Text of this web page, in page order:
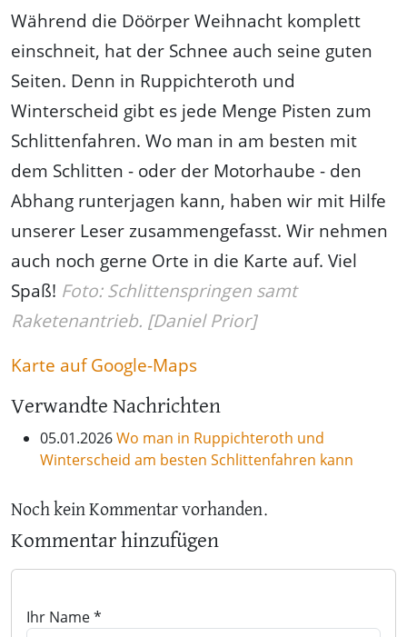
Während die Döörper Weihnacht komplett
einschneit, hat der Schnee auch seine guten
Seiten. Denn in Ruppichteroth und
Winterscheid gibt es jede Menge Pisten zum
Schlittenfahren. Wo man in am besten mit
dem Schlitten - oder der Motorhaube - den
Abhang runterjagen kann, haben wir mit Hilfe
unserer Leser zusammengefasst. Wir nehmen
auch noch gerne Orte in die Karte auf. Viel
Spaß! Foto: Schlittenspringen samt
Raketenantrieb. [Daniel Prior]
Karte auf Google-Maps
Verwandte Nachrichten
05.01.2026Wo man in Ruppichteroth und
Winterscheid am besten Schlittenfahren kann
Noch kein Kommentar vorhanden.
Kommentar hinzufügen
Ihr Name *